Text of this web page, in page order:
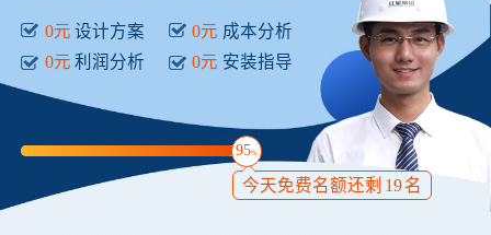
0元 设计方案 0元 成本分析
0元 利润分析 0元 安装指导
95%
今天免费名额还剩 19名